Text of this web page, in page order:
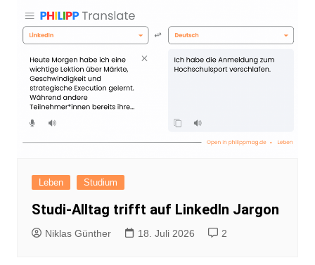
Leben Studium
Studi-Alltag trifft auf LinkedIn Jargon
Niklas Günther 18. Juli 2026 2